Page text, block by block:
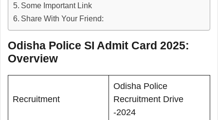
Some Important Link
Share With Your Friend:
Odisha Police SI Admit Card 2025:
Overview
Recruitment
Odisha Police
Recruitment Drive
-2024